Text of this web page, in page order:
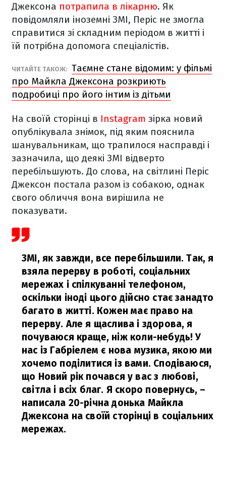
Джексона потрапила в лікарню. Як
повідомляли іноземні ЗМІ, Періс не змогла
справитися зі складним періодом в житті і
їй потрібна допомога спеціалістів.
ЧИТАЙТЕ ТАКОЖ: Таємне стане відомим: у фільмі
про Майкла Джексона розкриють
подробиці про його інтим із дітьми
На своїй сторінці в Instagram зірка новий
опублікувала знімок, під яким пояснила
шанувальникам, що трапилося насправді і
зазначила, що деякі ЗМІ відверто
перебільшують. До слова, на світлині Періс
Джексон постала разом із собакою, однак
свого обличчя вона вирішила не
показувати.
ЗМІ, як завжди, все перебільшили. Так, я
взяла перерву в роботі, соціальних
мережах і спілкуванні телефоном,
оскільки іноді цього дійсно стає занадто
багато в житті. Кожен має право на
перерву. Але я щаслива і здорова, я
почуваюся краще, ніж коли-небудь! У
нас із Габріелем є нова музика, якою ми
хочемо поділитися із вами. Сподіваюся,
що Новий рік почався у вас з любові,
світла і всіх благ. Я скоро повернусь, –
написала 20-річна донька Майкла
Джексона на своїй сторінці в соціальних
мережах.